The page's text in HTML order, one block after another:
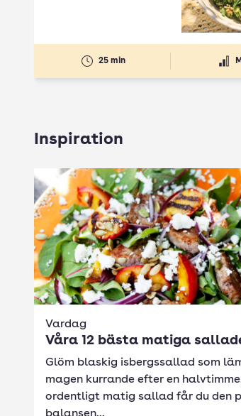
25 min
Inspiration
Vardag
Våra 12 bästa matiga
Glöm blaskig isbergssallad som
magen kurrande efter en
ordentligt matig sallad får du den